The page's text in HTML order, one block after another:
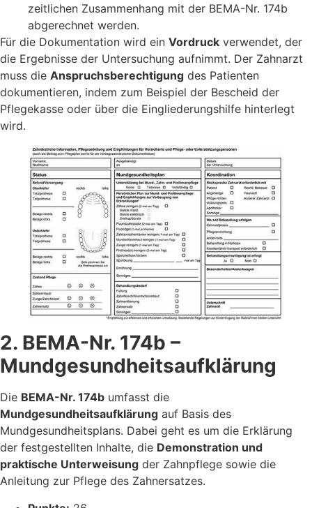
zeitlichen Zusammenhang mit der BEMA-Nr. 174b
abgerechnet werden.
Für die Dokumentation wird ein Vordruck verwendet, der
die Ergebnisse der Untersuchung aufnimmt. Der Zahnarzt
muss die Anspruchsberechtigung des Patienten
dokumentieren, indem zum Beispiel der Bescheid der
Pflegekasse oder über die Eingliederungshilfe hinterlegt
wird.
2. BEMA-Nr. 174b –
Mundgesundheitsaufklärung
Die BEMA-Nr. 174b umfasst die
Mundgesundheitsaufklärung auf Basis des
Mundgesundheitsplans. Dabei geht es um die Erklärung
der festgestellten Inhalte, die Demonstration und
praktische Unterweisung der Zahnpflege sowie die
Anleitung zur Pflege des Zahnersatzes.